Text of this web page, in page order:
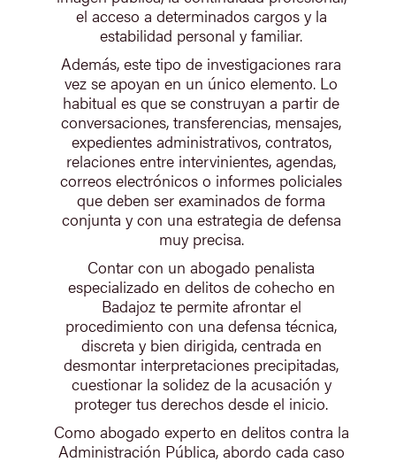
el acceso a determinados cargos y la
estabilidad personal y familiar.
Además, este tipo de investigaciones rara
vez se apoyan en un único elemento. Lo
habitual es que se construyan a partir de
conversaciones, transferencias, mensajes,
expedientes administrativos, contratos,
relaciones entre intervinientes, agendas,
correos electrónicos o informes policiales
que deben ser examinados de forma
conjunta y con una estrategia de defensa
muy precisa.
Contar con un abogado penalista
especializado en delitos de cohecho en
Badajoz te permite afrontar el
procedimiento con una defensa técnica,
discreta y bien dirigida, centrada en
desmontar interpretaciones precipitadas,
cuestionar la solidez de la acusación y
proteger tus derechos desde el inicio.
Como abogado experto en delitos contra la
Administración Pública, abordo cada caso